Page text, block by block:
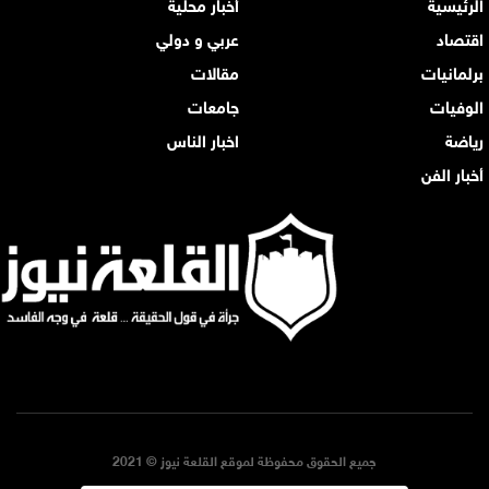
اقتصاد
عربي و دولي
برلمانيات
مقالات
الوفيات
جامعات
رياضة
اخبار الناس
أخبار الفن
جميع الحقوق محفوظة لموقع القلعة نيوز © 2021